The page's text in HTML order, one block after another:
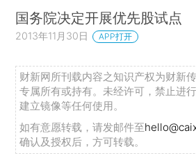
国务院决定开展优先股试点
2013年11月30日 APP打开
财新网所刊载内容之知识产权为财新
专属所有或持有。未经许可，禁止进
建立镜像等任何使用。
如有意愿转载，请发邮件至
确认及授权后，方可转载。